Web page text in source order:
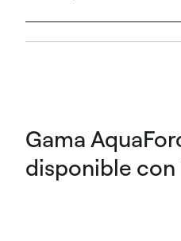
Gama
disponible con